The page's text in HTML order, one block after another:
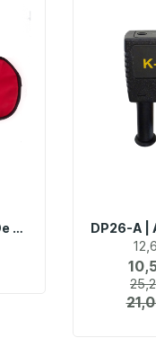
FISA02 | Sacoche De Transport Souple (90 X 200 X 50 Mm)